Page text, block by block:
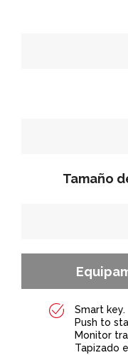
Tamaño
Smart key.
Push to
Monitor
Tapizado